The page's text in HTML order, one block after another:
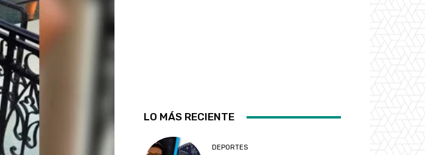
LO MÁS RECIENTE
DEPORTES